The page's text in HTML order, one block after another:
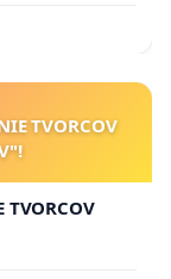
TVORCOV
TVORCOV